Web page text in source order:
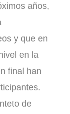
años,
y que en
en la
final han
de